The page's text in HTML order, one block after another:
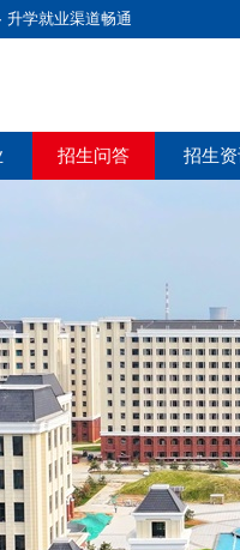
升学就业渠道畅通
招生问答 招生